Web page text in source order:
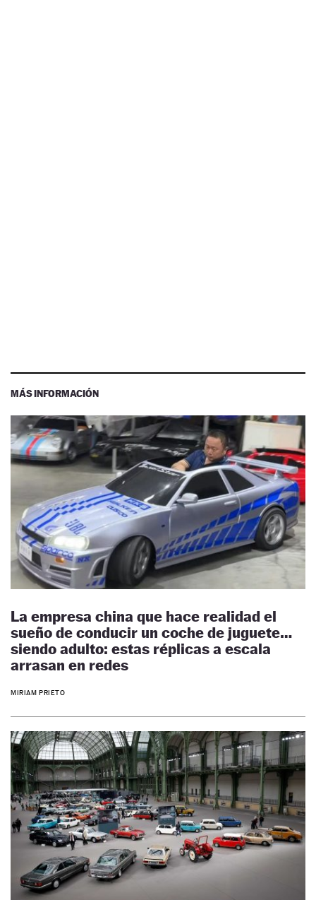
MÁS INFORMACIÓN
La empresa china que hace realidad el
sueño de conducir un coche de juguete…
siendo adulto: estas réplicas a escala
arrasan en redes
MIRIAM PRIETO